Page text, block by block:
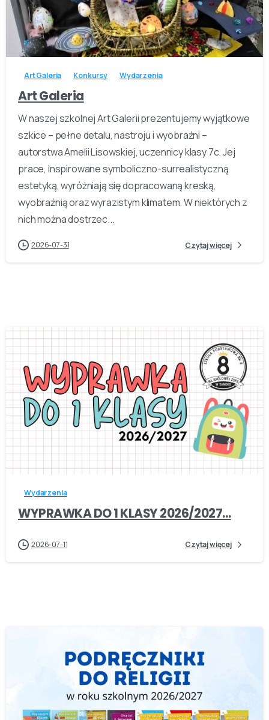
-
Art Galeria Konkursy Wydarzenia
Art Galeria
W naszej szkolnej Art Galerii prezentujemy wyjątkowe
szkice – pełne detalu, nastroju i wyobraźni –
autorstwa Amelii Lisowskiej, uczennicy klasy 7c. Jej
prace, inspirowane symboliczno-surrealistyczną
estetyką, wyróżniają się dopracowaną kreską,
wyobraźnią oraz wyrazistym klimatem. W niektórych z
nich można dostrzec...
2026-07-31 Czytaj więcej
-
Wydarzenia
WYPRAWKA DO 1 KLASY 2026/2027…
2026-07-11 Czytaj więcej